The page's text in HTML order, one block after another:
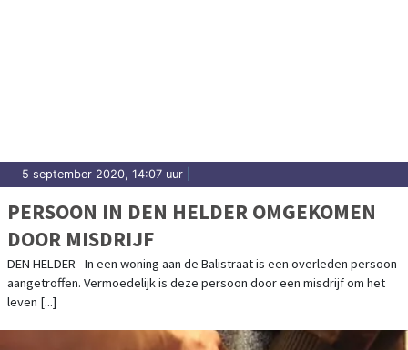
5 september 2020, 14:07 uur
PERSOON IN DEN HELDER OMGEKOMEN
DOOR MISDRIJF
DEN HELDER - In een woning aan de Balistraat is een overleden persoon
aangetroffen. Vermoedelijk is deze persoon door een misdrijf om het
leven [...]